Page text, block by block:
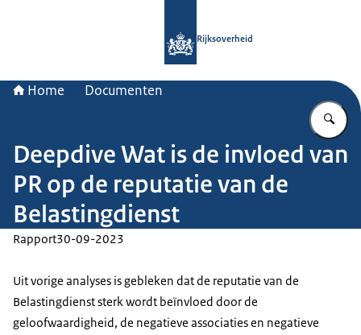
Rijksoverheid
Home Documenten
Deepdive Wat is de invloed van
PR op de reputatie van de
Belastingdienst
Rapport30-09-2023
Uit vorige analyses is gebleken dat de reputatie van de
Belastingdienst sterk wordt beïnvloed door de
geloofwaardigheid, de negatieve associaties en negatieve